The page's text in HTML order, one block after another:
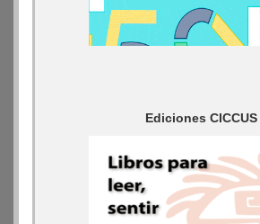
Ediciones CICCUS